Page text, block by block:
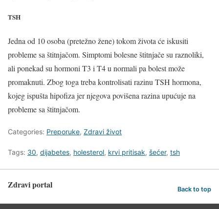
TSH
Jedna od 10 osoba (pretežno žene) tokom života će iskusiti
probleme sa štitnjačom. Simptomi bolesne štitnjače su raznoliki,
ali ponekad su hormoni T3 i T4 u normali pa bolest može
promaknuti. Zbog toga treba kontrolisati razinu TSH hormona,
kojeg ispušta hipofiza jer njegova povišena razina upućuje na
probleme sa štitnjačom.
Categories: Preporuke, Zdravi život
Tags: 30, dijabetes, holesterol, krvi pritisak, šećer, tsh
Zdravi portal Back to top